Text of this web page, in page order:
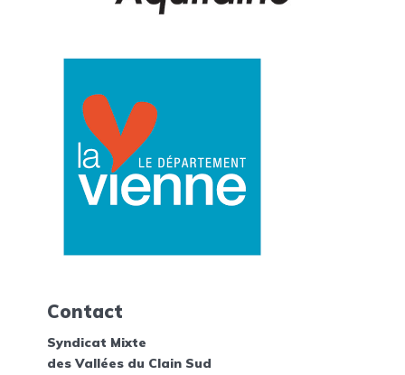
Contact
Syndicat Mixte
des Vallées du Clain Sud